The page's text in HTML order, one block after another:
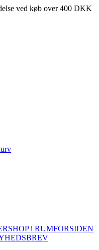
ved køb over 400 DKK
SHOP i RUMFORSIDEN